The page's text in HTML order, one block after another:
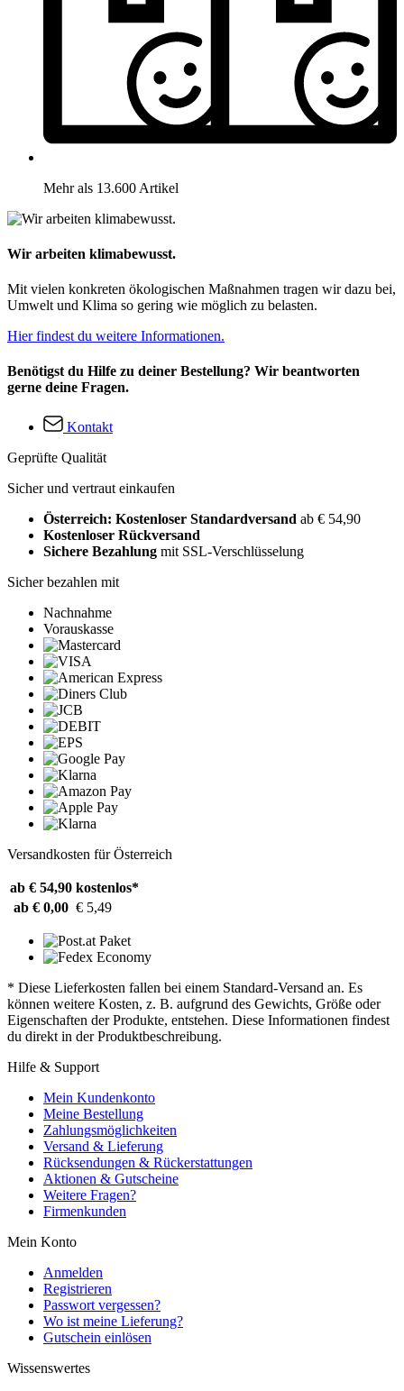
Mehr als 13.600 Artikel
Wir arbeiten klimabewusst.
Mit vielen konkreten ökologischen Maßnahmen tragen wir dazu bei,
Umwelt und Klima so gering wie möglich zu belasten.
Hier findest du weitere Informationen.
Benötigst du Hilfe zu deiner Bestellung? Wir beantworten
gerne deine Fragen.
Kontakt
Geprüfte Qualität
Sicher und vertraut einkaufen
Österreich: Kostenloser Standardversand ab € 54,90
Kostenloser Rückversand
Sichere Bezahlung mit SSL-Verschlüsselung
Sicher bezahlen mit
Nachnahme
Vorauskasse
Versandkosten für Österreich
ab € 54,90 kostenlos*
ab € 0,00 € 5,49
* Diese Lieferkosten fallen bei einem Standard-Versand an. Es
können weitere Kosten, z. B. aufgrund des Gewichts, Größe oder
Eigenschaften der Produkte, entstehen. Diese Informationen findest
du direkt in der Produktbeschreibung.
Hilfe & Support
Mein Kundenkonto
Meine Bestellung
Zahlungsmöglichkeiten
Versand & Lieferung
Rücksendungen & Rückerstattungen
Aktionen & Gutscheine
Weitere Fragen?
Firmenkunden
Mein Konto
Anmelden
Registrieren
Passwort vergessen?
Wo ist meine Lieferung?
Gutschein einlösen
Wissenswertes